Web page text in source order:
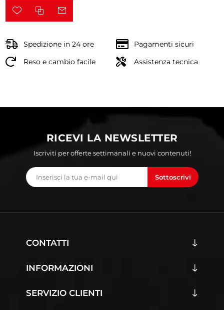
Spedizione in 24 ore
Pagamenti sicuri
Reso e cambio facile
Assistenza tecnica
RICEVI LA NEWSLETTER
Iscriviti per offerte settimanali e nuovi contenuti!
Sottoscrivi
CONTATTI
INFORMAZIONI
SERVIZIO CLIENTI